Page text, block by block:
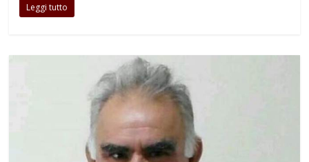
Leggi tutto